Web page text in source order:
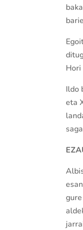
Hori
Ildo
eta